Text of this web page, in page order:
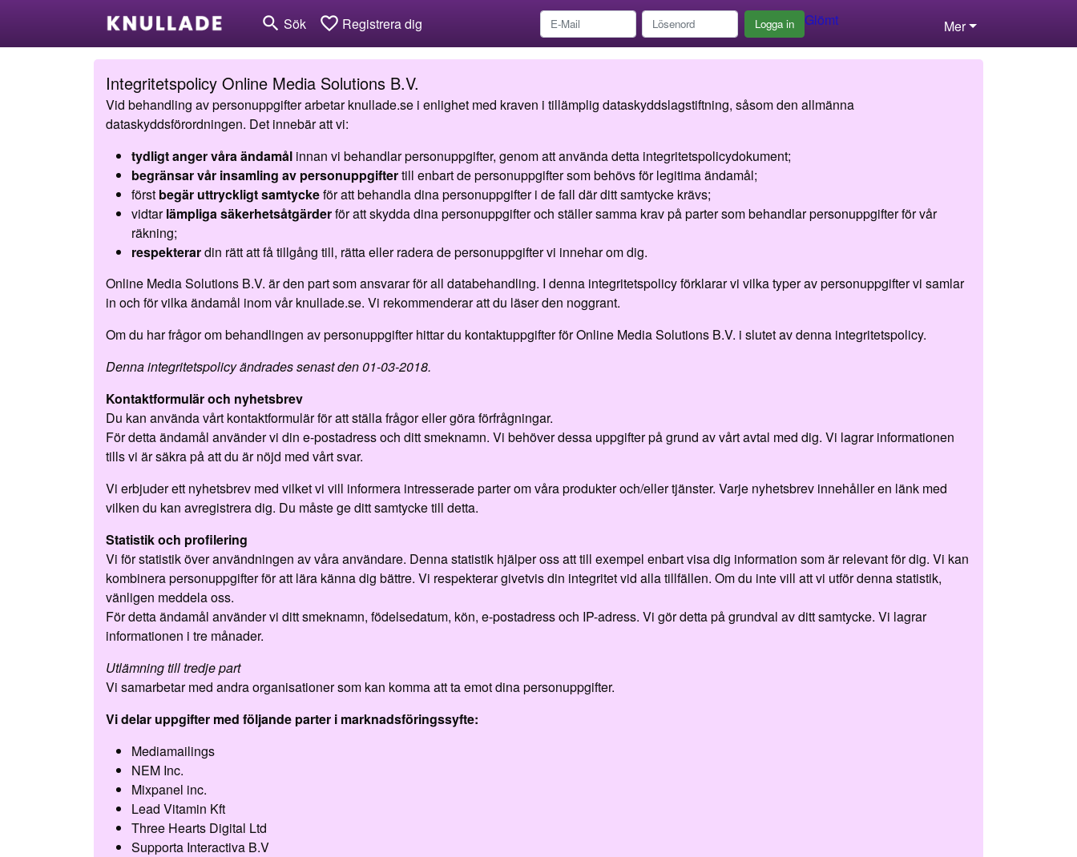
search Sök favorite_border Registrera dig Logga in Glömt Mer
Integritetspolicy Online Media Solutions B.V.
Vid behandling av personuppgifter arbetar knullade.se i enlighet med kraven i tillämplig dataskyddslagstiftning, såsom den allmänna
dataskyddsförordningen. Det innebär att vi:
tydligt anger våra ändamål innan vi behandlar personuppgifter, genom att använda detta integritetspolicydokument;
begränsar vår insamling av personuppgiftertill enbart de personuppgifter som behövs för legitima ändamål;
först begär uttryckligt samtyckeför att behandla dina personuppgifter i de fall där ditt samtycke krävs;
vidtarlämpliga säkerhetsåtgärderför att skydda dina personuppgifter och ställer samma krav på parter som behandlar personuppgifter för vår
räkning;
respekterardin rätt att få tillgång till, rätta eller radera de personuppgifter vi innehar om dig.
Online Media Solutions B.V. är den part som ansvarar för all databehandling. I denna integritetspolicy förklarar vi vilka typer av personuppgifter vi samlar
in och för vilka ändamål inom vår knullade.se. Vi rekommenderar att du läser den noggrant.
Om du har frågor om behandlingen av personuppgifter hittar du kontaktuppgifter för Online Media Solutions B.V. i slutet av denna integritetspolicy.
Denna integritetspolicy ändrades senast den 01-03-2018.
Kontaktformulär och nyhetsbrev
Du kan använda vårt kontaktformulär för att ställa frågor eller göra förfrågningar.
För detta ändamål använder vi din e-postadress och ditt smeknamn. Vi behöver dessa uppgifter på grund av vårt avtal med dig. Vi lagrar informationen
tills vi är säkra på att du är nöjd med vårt svar.
Vi erbjuder ett nyhetsbrev med vilket vi vill informera intresserade parter om våra produkter och/eller tjänster. Varje nyhetsbrev innehåller en länk med
vilken du kan avregistrera dig. Du måste ge ditt samtycke till detta.
Statistik och profilering
Vi för statistik över användningen av våra användare. Denna statistik hjälper oss att till exempel enbart visa dig information som är relevant för dig. Vi kan
kombinera personuppgifter för att lära känna dig bättre. Vi respekterar givetvis din integritet vid alla tillfällen. Om du inte vill att vi utför denna statistik,
vänligen meddela oss.
För detta ändamål använder vi ditt smeknamn, födelsedatum, kön, e-postadress och IP-adress. Vi gör detta på grundval av ditt samtycke. Vi lagrar
informationen i tre månader.
Utlämning till tredje part
Vi samarbetar med andra organisationer som kan komma att ta emot dina personuppgifter.
Vi delar uppgifter med följande parter i marknadsföringssyfte:
Mediamailings
NEM Inc.
Mixpanel inc.
Lead Vitamin Kft
Three Hearts Digital Ltd
Supporta Interactiva B.V